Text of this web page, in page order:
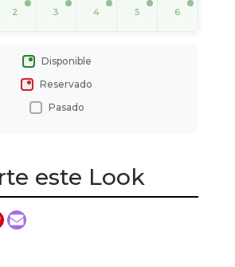
2 3 4 5 6
Disponible
Reservado
Pasado
este Look